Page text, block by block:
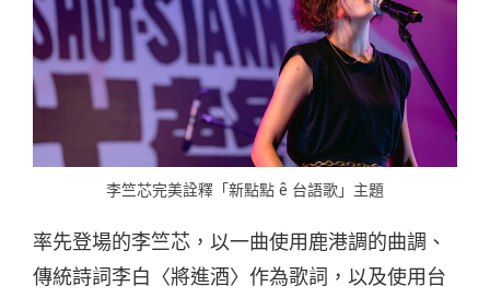
李竺芯完美詮釋「新點點 ê 台語歌」主題
率先登場的李竺芯，以一曲使用鹿港調的曲調、
傳統詩詞李白〈將進酒〉作為歌詞，以及使用台